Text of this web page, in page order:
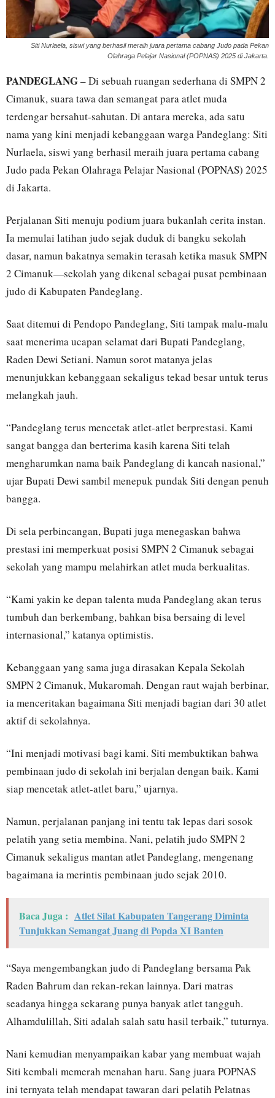
Siti Nurlaela, siswi yang berhasil meraih juara pertama cabang Judo pada Pekan
Olahraga Pelajar Nasional (POPNAS) 2025 di Jakarta.
PANDEGLANG– Di sebuah ruangan sederhana di SMPN 2
Cimanuk, suara tawa dan semangat para atlet muda
terdengar bersahut-sahutan. Di antara mereka, ada satu
nama yang kini menjadi kebanggaan warga Pandeglang: Siti
Nurlaela, siswi yang berhasil meraih juara pertama cabang
Judo pada Pekan Olahraga Pelajar Nasional (POPNAS) 2025
di Jakarta.
Perjalanan Siti menuju podium juara bukanlah cerita instan.
Ia memulai latihan judo sejak duduk di bangku sekolah
dasar, namun bakatnya semakin terasah ketika masuk SMPN
2 Cimanuk—sekolah yang dikenal sebagai pusat pembinaan
judo di Kabupaten Pandeglang.
Saat ditemui di Pendopo Pandeglang, Siti tampak malu-malu
saat menerima ucapan selamat dari Bupati Pandeglang,
Raden Dewi Setiani. Namun sorot matanya jelas
menunjukkan kebanggaan sekaligus tekad besar untuk terus
melangkah jauh.
“Pandeglang terus mencetak atlet-atlet berprestasi. Kami
sangat bangga dan berterima kasih karena Siti telah
mengharumkan nama baik Pandeglang di kancah nasional,”
ujar Bupati Dewi sambil menepuk pundak Siti dengan penuh
bangga.
Di sela perbincangan, Bupati juga menegaskan bahwa
prestasi ini memperkuat posisi SMPN 2 Cimanuk sebagai
sekolah yang mampu melahirkan atlet muda berkualitas.
“Kami yakin ke depan talenta muda Pandeglang akan terus
tumbuh dan berkembang, bahkan bisa bersaing di level
internasional,” katanya optimistis.
Kebanggaan yang sama juga dirasakan Kepala Sekolah
SMPN 2 Cimanuk, Mukaromah. Dengan raut wajah berbinar,
ia menceritakan bagaimana Siti menjadi bagian dari 30 atlet
aktif di sekolahnya.
“Ini menjadi motivasi bagi kami. Siti membuktikan bahwa
pembinaan judo di sekolah ini berjalan dengan baik. Kami
siap mencetak atlet-atlet baru,” ujarnya.
Namun, perjalanan panjang ini tentu tak lepas dari sosok
pelatih yang setia membina. Nani, pelatih judo SMPN 2
Cimanuk sekaligus mantan atlet Pandeglang, mengenang
bagaimana ia merintis pembinaan judo sejak 2010.
Baca Juga : Atlet Silat Kabupaten Tangerang Diminta
Tunjukkan Semangat Juang di Popda XI Banten
“Saya mengembangkan judo di Pandeglang bersama Pak
Raden Bahrum dan rekan-rekan lainnya. Dari matras
seadanya hingga sekarang punya banyak atlet tangguh.
Alhamdulillah, Siti adalah salah satu hasil terbaik,” tuturnya.
Nani kemudian menyampaikan kabar yang membuat wajah
Siti kembali memerah menahan haru. Sang juara POPNAS
ini ternyata telah mendapat tawaran dari pelatih Pelatnas